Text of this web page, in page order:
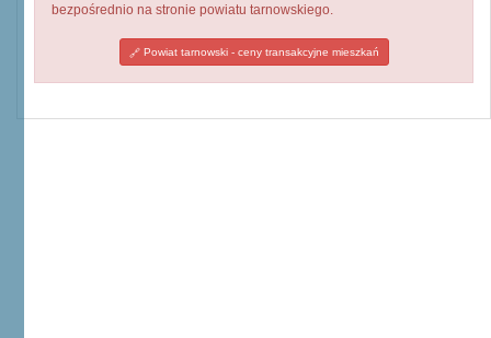
bezpośrednio na stronie powiatu tarnowskiego.
Powiat tarnowski - ceny transakcyjne mieszkań